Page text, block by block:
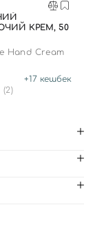
КРЕМ, 50
Hand Cream
+17 кешбек
(2)